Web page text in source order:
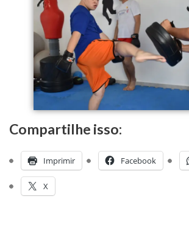
Compartilhe isso:
Imprimir Facebook
X